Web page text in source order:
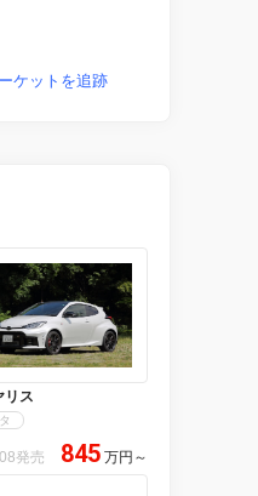
ケットを追跡
リス
発売 845 万円 ～